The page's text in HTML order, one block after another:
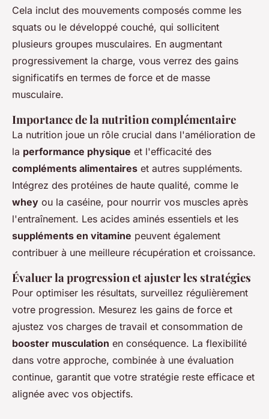
Cela inclut des mouvements composés comme les
squats ou le développé couché, qui sollicitent
plusieurs groupes musculaires. En augmentant
progressivement la charge, vous verrez des gains
significatifs en termes de force et de masse
musculaire.
Importance de la nutrition complémentaire
La nutrition joue un rôle crucial dans l'amélioration de
la performance physique et l'efficacité des
compléments alimentaires et autres suppléments.
Intégrez des protéines de haute qualité, comme le
whey ou la caséine, pour nourrir vos muscles après
l'entraînement. Les acides aminés essentiels et les
suppléments en vitamine peuvent également
contribuer à une meilleure récupération et croissance.
Évaluer la progression et ajuster les stratégies
Pour optimiser les résultats, surveillez régulièrement
votre progression. Mesurez les gains de force et
ajustez vos charges de travail et consommation de
booster musculation en conséquence. La flexibilité
dans votre approche, combinée à une évaluation
continue, garantit que votre stratégie reste efficace et
alignée avec vos objectifs.